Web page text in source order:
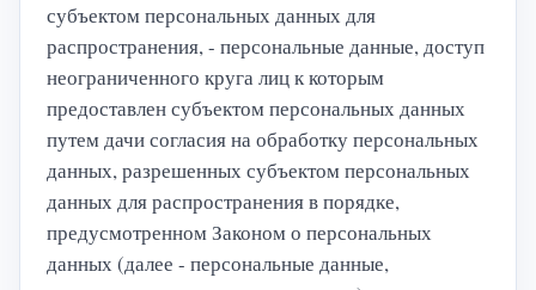
субъектом персональных данных для
распространения, - персональные данные, доступ
неограниченного круга лиц к которым
предоставлен субъектом персональных данных
путем дачи согласия на обработку персональных
данных, разрешенных субъектом персональных
данных для распространения в порядке,
предусмотренном Законом о персональных
данных (далее - персональные данные,